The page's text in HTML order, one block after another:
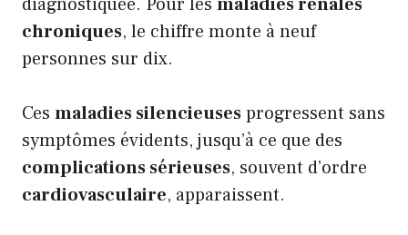
chroniques, le chiffre monte à neuf
personnes sur dix.
Ces maladies silencieusesprogressent sans
symptômes évidents, jusqu’à ce que des
complications sérieuses, souvent d’ordre
cardiovasculaire, apparaissent.